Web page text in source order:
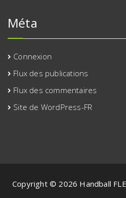
Méta
Connexion
Flux des publications
Flux des commentaires
Site de WordPress-FR
Copyright © 2026 Handball